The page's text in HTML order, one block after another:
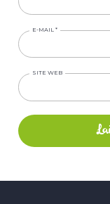
E-MAIL *
SITE WEB